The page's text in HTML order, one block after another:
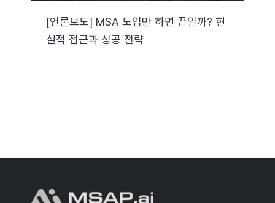
Search
[언론보도] MSA 도입만 하면 끝일까? 현
실적 접근과 성공 전략